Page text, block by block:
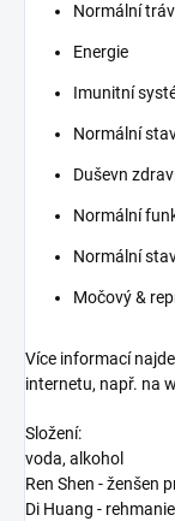
Normální
Energie
Imunitní
Normální
Duševn
Normální
Normální
Močový &
Více informací
internetu, např. na
Složení:
voda, alkohol
Ren Shen - ženšen
Di Huang -